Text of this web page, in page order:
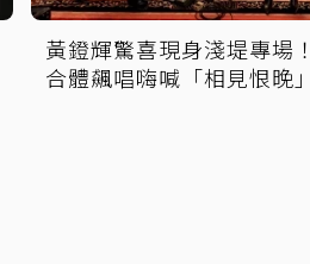
黃鐙輝驚喜現身淺堤專場
合體飆唱嗨喊「相見恨晚